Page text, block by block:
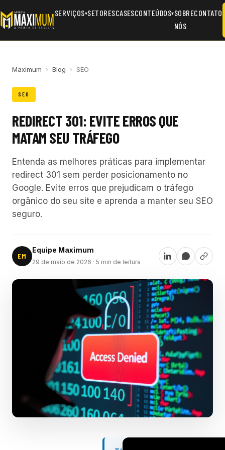
SERVIÇOS▾SETORESCASESCONTEÚDOS▾SOBRE
NÓS
CONTATO
Maximum › Blog › SEO
SEO
REDIRECT 301: EVITE ERROS QUE
MATAM SEU TRÁFEGO
Entenda as melhores práticas para implementar
redirect 301 sem perder posicionamento no
Google. Evite erros que prejudicam o tráfego
orgânico do seu site e aprenda a manter seu SEO
seguro.
EM
Equipe Maximum
29 de maio de 2026 · 5 min de leitura